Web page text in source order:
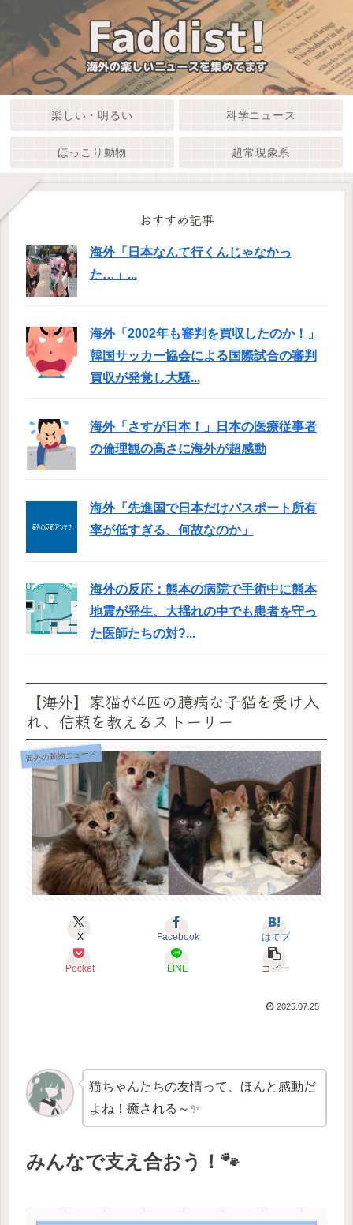
楽しい・明るい 科学ニュース
ほっこり動物 超常現象系
おすすめ記事
海外「日本なんて行くんじゃなかっ
た…」...
海外「2002年も審判を買収したのか！」
韓国サッカー協会による国際試合の審判
買収が発覚し大騒...
海外「さすが日本！」日本の医療従事者
の倫理観の高さに海外が超感動
海外「先進国で日本だけパスポート所有
率が低すぎる、何故なのか」
海外の反応：熊本の病院で手術中に熊本
地震が発生、大揺れの中でも患者を守っ
た医師たちの対?...
【海外】家猫が4匹の臆病な子猫を受け入
れ、信頼を教えるストーリー
海外の動物ニュース
X Facebook はてブ
Pocket LINE コピー
2025.07.25
猫ちゃんたちの友情って、ほんと感動だ
よね！癒される～✨
みんなで支え合おう！🐾